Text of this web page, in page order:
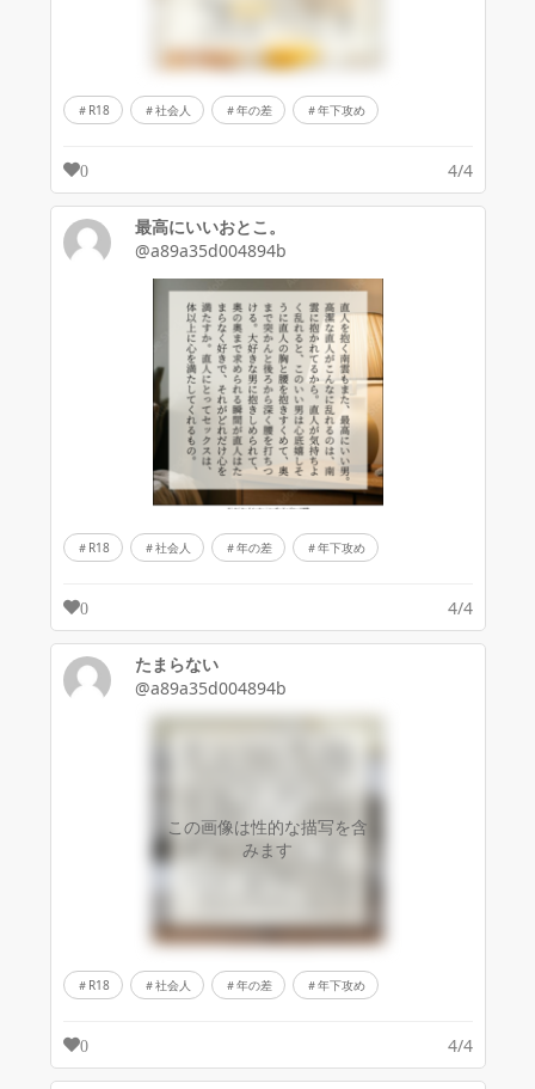
R18 社会人 年の差 年下攻め
0 4/4
最高にいいおとこ。
@a89a35d004894b
R18 社会人 年の差 年下攻め
0 4/4
たまらない
@a89a35d004894b
この画像は性的な描写を含
みます
R18 社会人 年の差 年下攻め
0 4/4